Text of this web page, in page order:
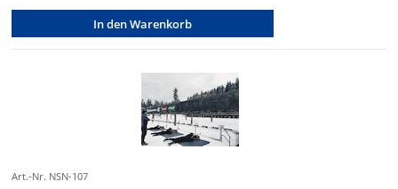
In den Warenkorb
Art.-Nr. NSN-107